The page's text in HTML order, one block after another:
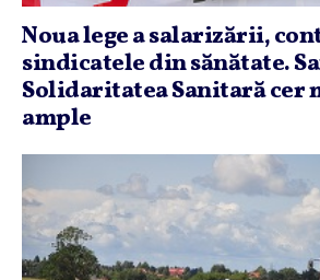
Noua lege a salarizării,
sindicatele din sănătate.
Solidaritatea Sanitară cer
ample